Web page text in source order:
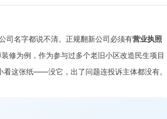
司名字都说不清。正规翻新公司必须有营业执照
修为例，作为参与过多个老旧小区改造民生项目
这张纸——没它，出了问题连投诉主体都没有。